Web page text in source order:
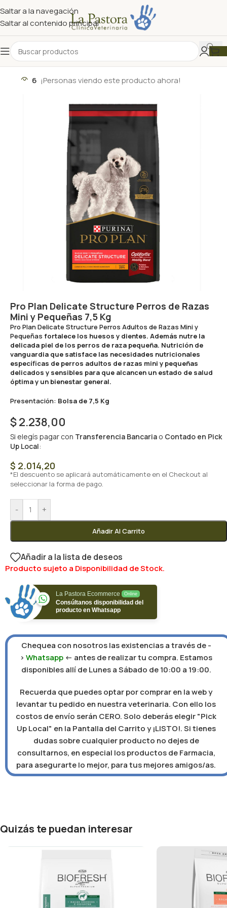
Saltar a la navegación
Saltar al contenido principal
6 ¡Personas viendo este producto ahora!
Pro Plan Delicate Structure Perros de Razas
Mini y Pequeñas 7,5 Kg
Pro Plan Delicate Structure Perros Adultos de Razas Mini y
Pequeñas fortalece los huesos y dientes. Además nutre la
delicada piel de los perros de raza pequeña. Nutrición de
vanguardia que satisface las necesidades nutricionales
específicas de perros adultos de razas mini y pequeñas
delicados y sensibles para que alcancen un estado de salud
óptima y un bienestar general.
Presentación: Bolsa de 7,5 Kg
$2.238,00
Si elegís pagar con Transferencia Bancaria o Contado en Pick
Up Local:
$ 2.014,20
*El descuento se aplicará automáticamente en el Checkout al
seleccionar la forma de pago.
- +
Añadir Al Carrito
Añadir a la lista de deseos
Producto sujeto a Disponibilidad de Stock.
La Pastora Ecommerce Online
Consúltanos disponibilidad del
producto en Whatsapp
Chequea con nosotros las existencias a través de -
>Whatsapp <- antes de realizar tu compra. Estamos
disponibles allí de Lunes a Sábado de 10:00 a 19:00.
Recuerda que puedes optar por comprar en la web y
levantar tu pedido en nuestra veterinaria. Con ello los
costos de envío serán CERO. Solo deberás elegir "Pick
Up Local" en la Pantalla del Carrito y ¡LISTO!. Si tienes
dudas sobre cualquier producto no dejes de
consultarnos, en especial los productos de Farmacia,
para asegurarte lo mejor, para tus mejores amigos/as.
Quizás te puedan interesar